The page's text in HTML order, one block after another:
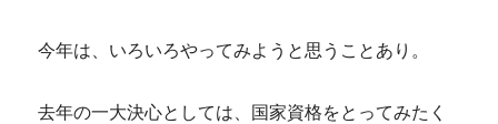
今年は、いろいろやってみようと思うことあり。
去年の一大決心としては、国家資格をとってみたく